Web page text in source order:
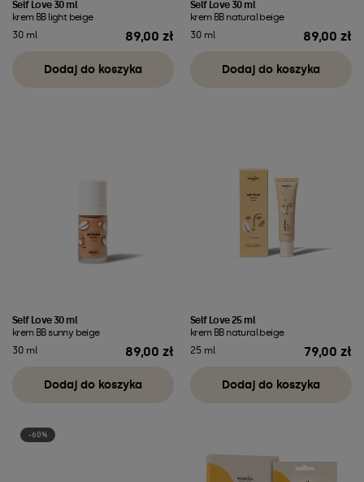
Self Love 30 ml
krem BB light beige
30 ml
89,00 zł
Dodaj do koszyka
Self Love 30 ml
krem BB natural beige
30 ml
89,00 zł
Dodaj do koszyka
Self Love 30 ml
krem BB sunny beige
30 ml
89,00 zł
Dodaj do koszyka
Self Love 25 ml
krem BB natural beige
25 ml
79,00 zł
Dodaj do koszyka
-60%